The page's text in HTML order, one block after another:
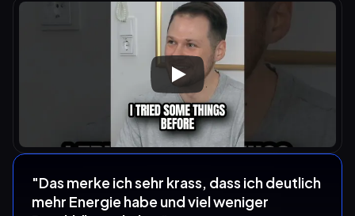
"Das merke ich sehr krass, dass ich deutlich
mehr Energie habe und viel weniger